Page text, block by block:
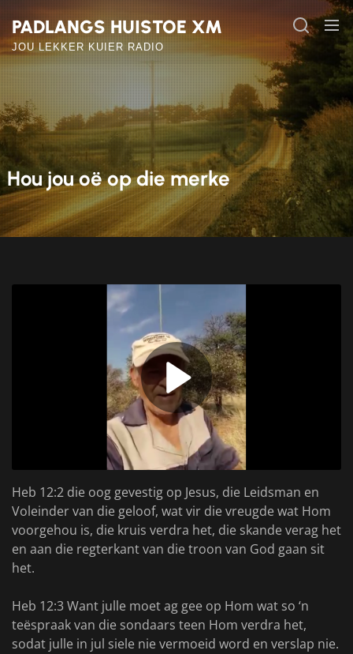
the
content
PADLANGS HUISTOE XM
JOU LEKKER KUIER RADIO
Hou jou oë op die merke
Heb 12:2 die oog gevestig op Jesus, die Leidsman en
Voleinder van die geloof, wat vir die vreugde wat Hom
voorgehou is, die kruis verdra het, die skande verag het
en aan die regterkant van die troon van God gaan sit
het.
Heb 12:3 Want julle moet ag gee op Hom wat so ‘n
teëspraak van die sondaars teen Hom verdra het,
sodat julle in jul siele nie vermoeid word en verslap nie.